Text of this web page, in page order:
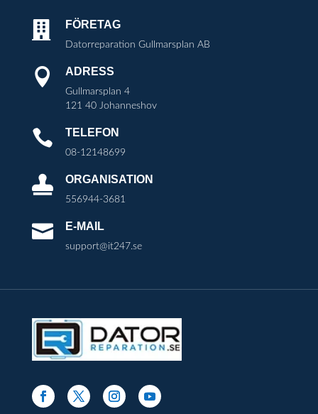
 FÖRETAG
Datorreparation Gullmarsplan AB
 ADRESS
Gullmarsplan 4
121 40 Johanneshov
 TELEFON
08-12148699
 ORGANISATION
556944-3681
 E-MAIL
support@it247.se